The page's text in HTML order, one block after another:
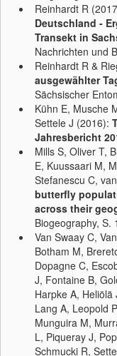
Reinhardt R
Deutschland -
Transekt in
Nachrichten und
Reinhardt R &
ausgewählter
Sächsischer
Kühn E, Musche
Settele J (2016):
Jahresbericht
Mills S, Oliver T,
E, Kuussaari M,
Stefanescu C,
butterfly
across their
Biogeography, S.
Van Swaay C,
Botham M,
Dopagne C,
J, Fontaine B,
Harpke A,
Lang A, Leopold
Munguira M,
L, Piqueray J,
Schmucki R,